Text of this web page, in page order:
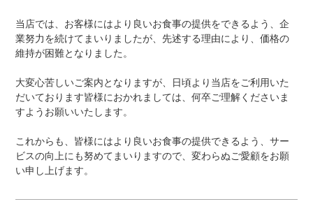
当店では、お客様にはより良いお食事の提供をできるよう、企
業努力を続けてまいりましたが、先述する理由により、価格の
維持が困難となりました。
大変心苦しいご案内となりますが、日頃より当店をご利用いた
だいております皆様におかれましては、何卒ご理解くださいま
すようお願いいたします。
これからも、皆様にはより良いお食事の提供できるよう、サー
ビスの向上にも努めてまいりますので、変わらぬご愛顧をお願
い申し上げます。